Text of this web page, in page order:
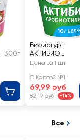
300г
Биойогурт
АКТИБИО
Отруби, злаки
Цена за 1 шт
С Картой №1
69,99 руб
82,19 руб -14%
Все